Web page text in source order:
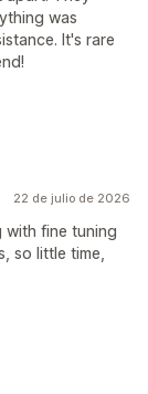
was
It's rare
22 de julio de 2026
with fine tuning
so little time,